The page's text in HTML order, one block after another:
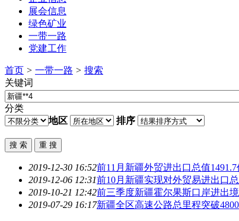
展会信息
绿色矿业
一带一路
党建工作
首页 > 一带一路 > 搜索
关键词
分类
地区
排序
2019-12-30 16:52前11月新疆外贸进出口总值
2019-12-06 12:31前10月新疆实现对外贸易进出口
2019-10-21 12:42前三季度新疆霍尔果斯口岸进出
2019-07-29 16:17新疆全区高速公路总里程突破